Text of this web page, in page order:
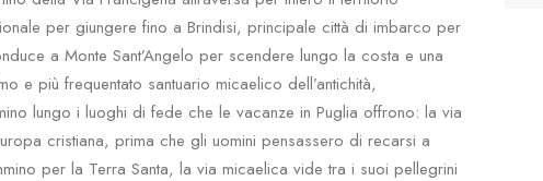
per giungere fino a Brindisi, principale città di imbarco per
a Monte Sant’Angelo per scendere lungo la costa e una
e più frequentato santuario micaelico dell’antichità,
lungo i luoghi di fede che le vacanze in Puglia offrono: la via
cristiana, prima che gli uomini pensassero di recarsi a
per la Terra Santa, la via micaelica vide tra i suoi pellegrini